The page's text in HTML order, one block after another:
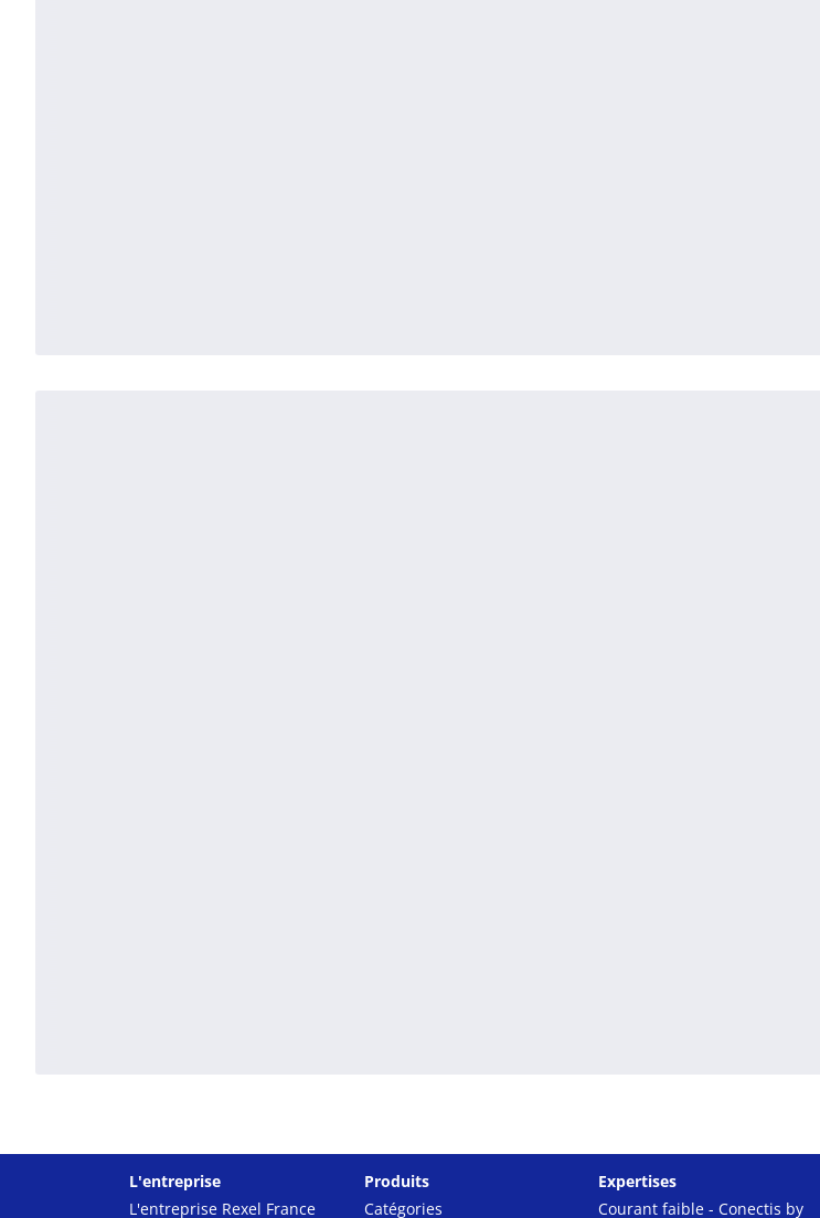
L'entreprise
L'entreprise Rexel France
Produits
Catégories
Expertises
Courant faible - Conectis by